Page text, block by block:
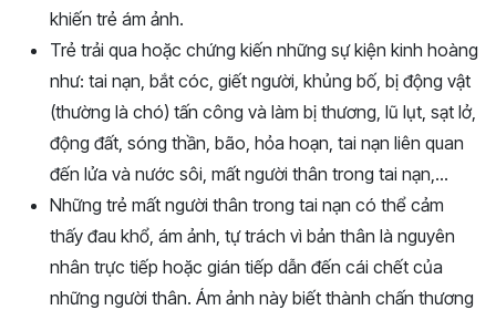
khiến trẻ ám ảnh.
Trẻ trải qua hoặc chứng kiến những sự kiện kinh hoàng
như: tai nạn, bắt cóc, giết người, khủng bố, bị động vật
(thường là chó) tấn công và làm bị thương, lũ lụt, sạt lở,
động đất, sóng thần, bão, hỏa hoạn, tai nạn liên quan
đến lửa và nước sôi, mất người thân trong tai nạn,…
Những trẻ mất người thân trong tai nạn có thể cảm
thấy đau khổ, ám ảnh, tự trách vì bản thân là nguyên
nhân trực tiếp hoặc gián tiếp dẫn đến cái chết của
những người thân. Ám ảnh này biết thành chấn thương